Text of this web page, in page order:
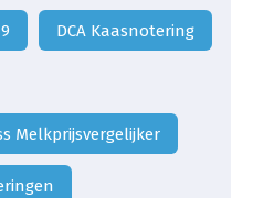
DCA Kaasnotering
Melkprijsvergelijker